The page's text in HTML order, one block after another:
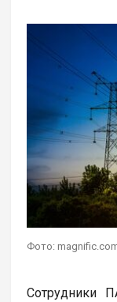
Фото:
Сотрудники